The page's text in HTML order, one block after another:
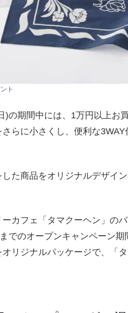
ト
)の期間中には、1万円以上お
らに小さくし、便利な
た商品をオリジナルデザイ
カフェ「タマクーヘン」の
でのオープンキャンペーン
リジナルパッケージで、「